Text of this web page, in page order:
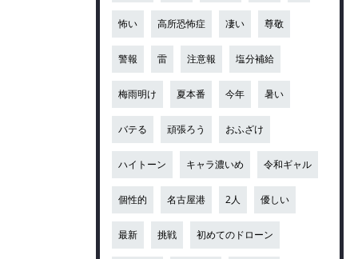
怖い 高所恐怖症 凄い 尊敬
警報 雷 注意報 塩分補給
梅雨明け 夏本番 今年 暑い
バテる 頑張ろう おふざけ
ハイトーン キャラ濃いめ 令和ギャル
個性的 名古屋港 2人 優しい
最新 挑戦 初めてのドローン